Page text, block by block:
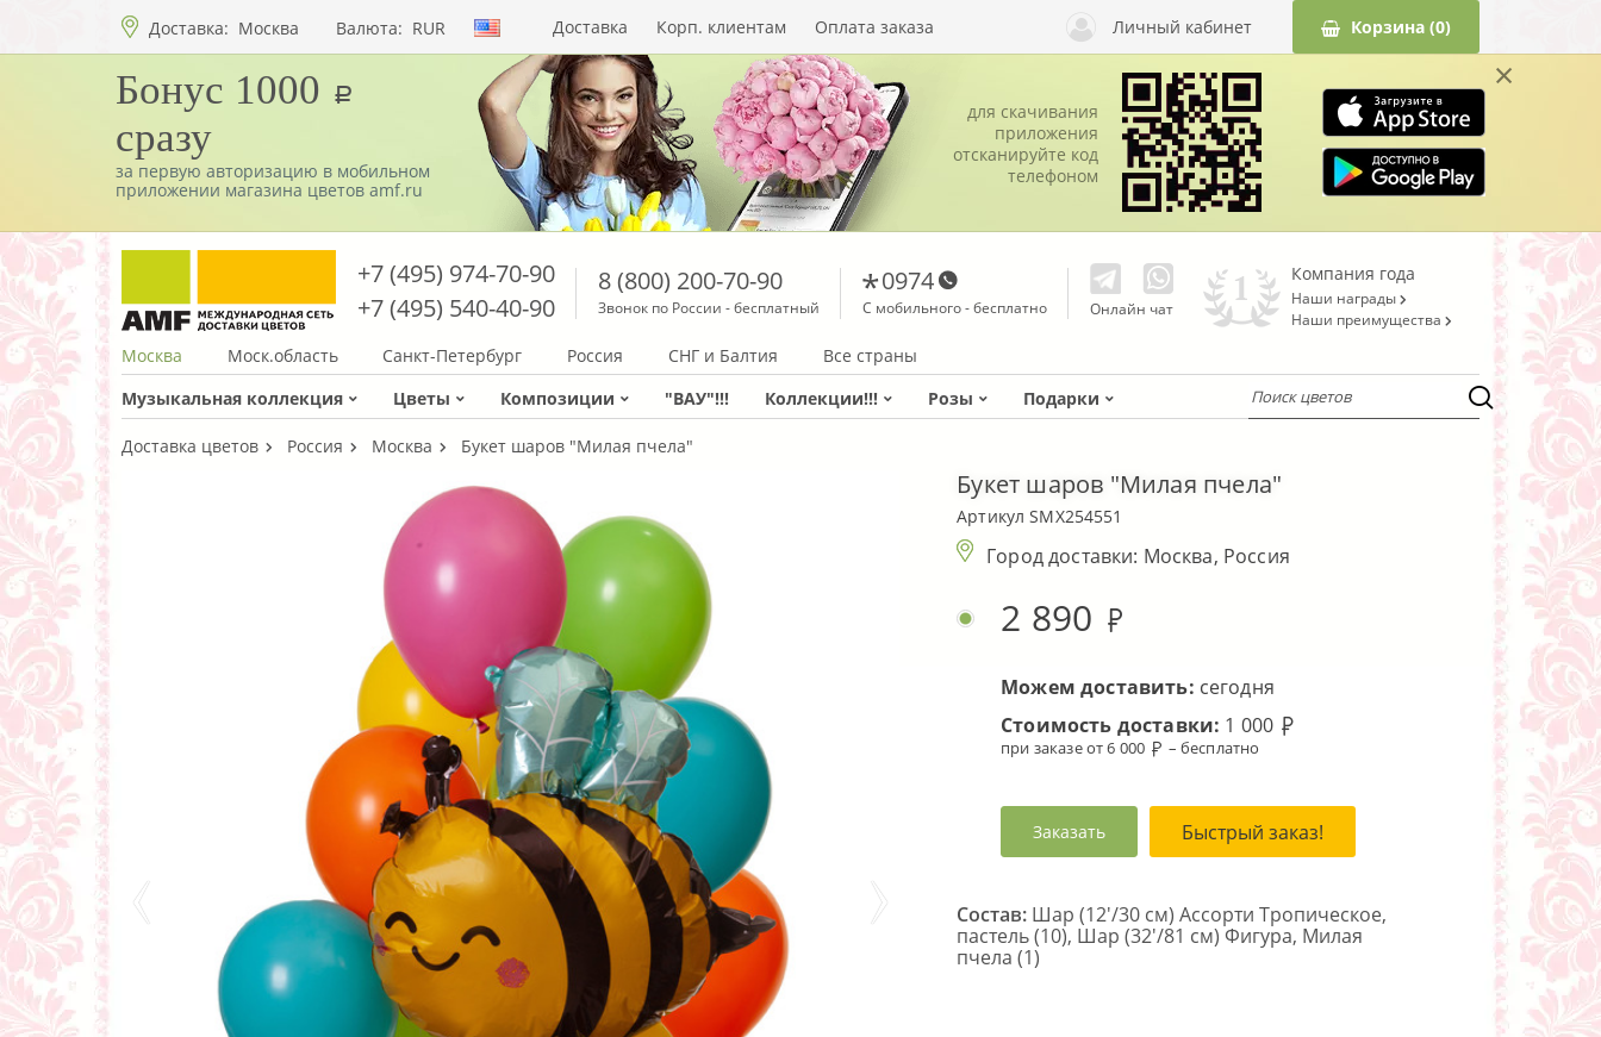
×
Бонус 1000 a
сразу
за первую авторизацию в мобильном
приложении магазина цветов amf.ru
для скачивания
приложения
отсканируйте код
телефоном
Доставка: Москва Валюта: RUR Доставка Корп. клиентам Оплата заказа Личный кабинет Корзина(0)
+7 (495) 974-70-90
+7 (495) 540-40-90
8 (800) 200-70-90
Звонок по России - бесплатный
0974
С мобильного - бесплатно Онлайн чат
Компания года
Наши награды
Наши преимущества
Москва Моск.область Санкт-Петербург Россия СНГ и Балтия
Все страны
Музыкальная коллекция
Цветы Композиции "ВАУ"!!! Коллекции!!! Розы Подарки
Доставка цветов Россия Москва Букет шаров "Милая пчела"
Букет шаров "Милая пчела"
Артикул SMX254551
Город доставки: Москва, Россия
2 890
Можем доставить: сегодня
Стоимость доставки: 1 000
при заказе от 6 000 – бесплатно
Заказать Быстрый заказ!
Состав: Шар (12'/30 см) Ассорти Тропическое,
пастель (10), Шар (32'/81 см) Фигура, Милая
пчела (1)